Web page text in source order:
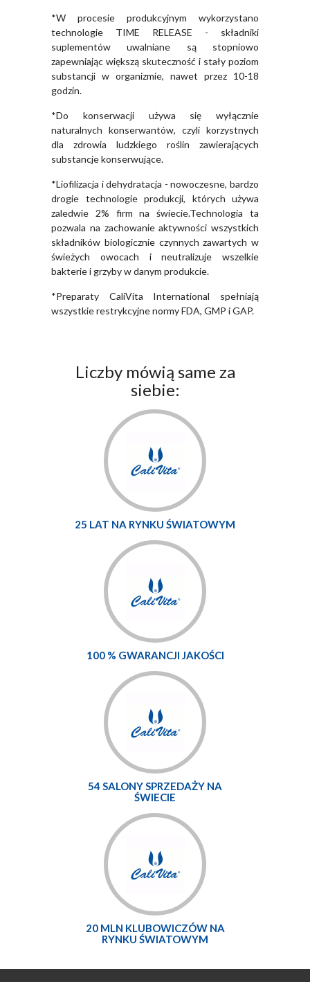
*W procesie produkcyjnym wykorzystano
technologie TIME RELEASE - składniki
suplementów uwalniane są stopniowo
zapewniając większą skuteczność i stały poziom
substancji w organizmie, nawet przez 10-18
godzin.
*Do konserwacji używa się wyłącznie
naturalnych konserwantów, czyli korzystnych
dla zdrowia ludzkiego roślin zawierających
substancje konserwujące.
*Liofilizacja i dehydratacja - nowoczesne, bardzo
drogie technologie produkcji, których używa
zaledwie 2% firm na świecie.Technologia ta
pozwala na zachowanie aktywności wszystkich
składników biologicznie czynnych zawartych w
świeżych owocach i neutralizuje wszelkie
bakterie i grzyby w danym produkcie.
*Preparaty CaliVita International spełniają
wszystkie restrykcyjne normy FDA, GMP i GAP.
Liczby mówią same za
siebie:
25 LAT NA RYNKU ŚWIATOWYM
100 % GWARANCJI JAKOŚCI
54 SALONY SPRZEDAŻY NA
ŚWIECIE
20 MLN KLUBOWICZÓW NA
RYNKU ŚWIATOWYM